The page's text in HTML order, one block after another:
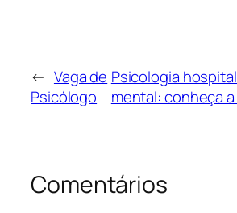
← Vaga de
Psicólogo
Psicologia
mental: conheça
Comentários